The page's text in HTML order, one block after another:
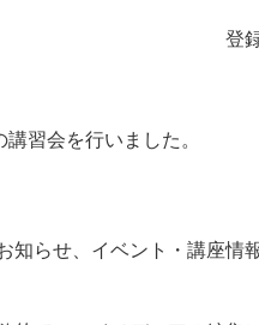
登
習会を行いました。
らせ、イベント・講座